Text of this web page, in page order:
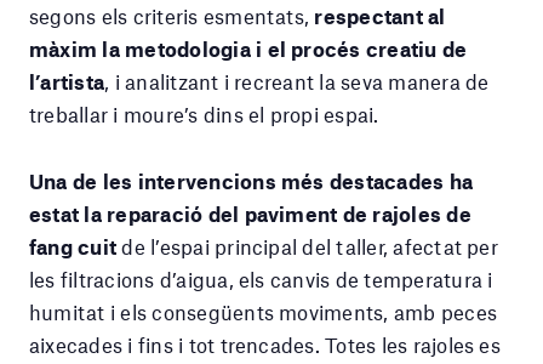
segons els criteris esmentats, respectant al
màxim la metodologia i el procés creatiu de
l’artista, i analitzant i recreant la seva manera de
treballar i moure’s dins el propi espai.
Una de les intervencions més destacades ha
estat la reparació del paviment de rajoles de
fang cuit de l’espai principal del taller, afectat per
les filtracions d’aigua, els canvis de temperatura i
humitat i els consegüents moviments, amb peces
aixecades i fins i tot trencades. Totes les rajoles es